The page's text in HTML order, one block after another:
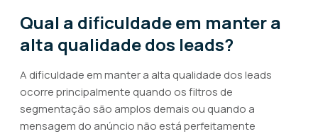
Qual a dificuldade em manter a
alta qualidade dos leads?
A dificuldade em manter a alta qualidade dos leads
ocorre principalmente quando os filtros de
segmentação são amplos demais ou quando a
mensagem do anúncio não está perfeitamente